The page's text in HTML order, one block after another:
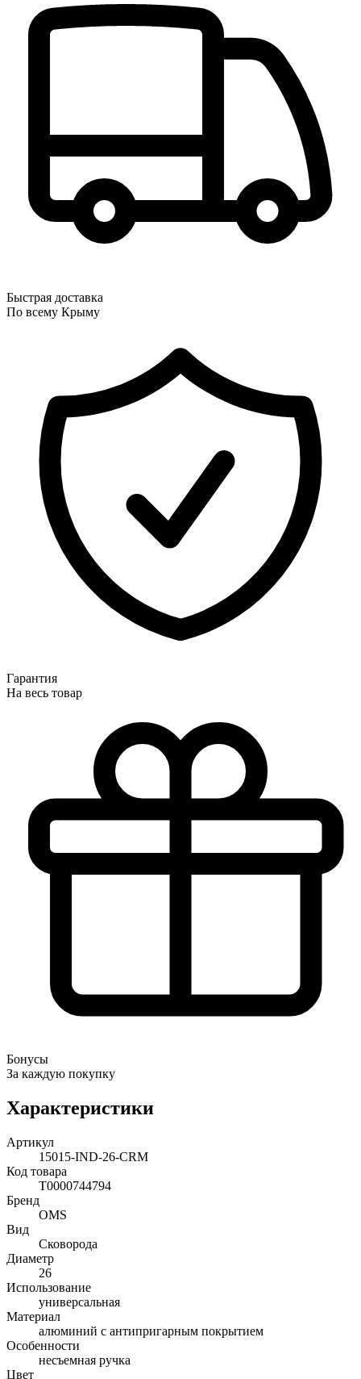
Быстрая доставка
По всему Крыму
Гарантия
На весь товар
Бонусы
За каждую покупку
Характеристики
Артикул
15015-IND-26-CRM
Код товара
Т0000744794
Бренд
OMS
Вид
Сковорода
Диаметр
26
Использование
универсальная
Материал
алюминий с антипригарным покрытием
Особенности
несъемная ручка
Цвет